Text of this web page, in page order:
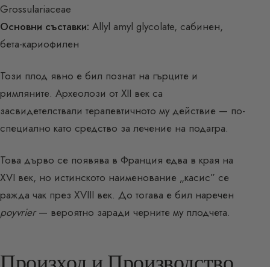
Grossulariaceae
Основни съставки: Allyl amyl glycolate, сабинен,
бета-кариофилен
Този плод явно е бил познат на гърците и
римляните. Археолози от XII век са
засвидетелствали терапевтичното му действие — по-
специално като средство за лечение на подагра.
Това дърво се появява в Франция едва в края на
XVI век, но истинското наименование „касис” се
ражда чак през XVIII век. До тогава е бил наречен
poyvrier— вероятно заради черните му плодчета.